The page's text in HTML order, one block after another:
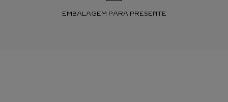
EMBALAGEM PARA PRESENTE